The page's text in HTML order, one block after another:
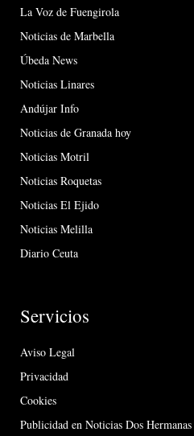
La Voz de Fuengirola
Noticias de Marbella
Úbeda News
Noticias Linares
Andújar Info
Noticias de Granada hoy
Noticias Motril
Noticias Roquetas
Noticias El Ejido
Noticias Melilla
Diario Ceuta
Servicios
Aviso Legal
Privacidad
Cookies
Publicidad en Noticias Dos Hermanas